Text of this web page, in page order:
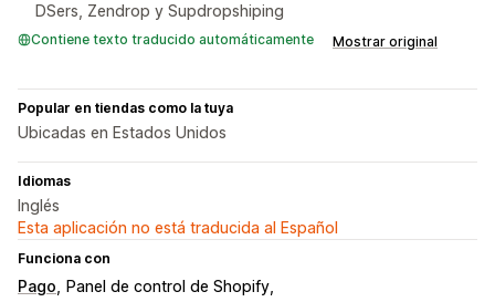
DSers, Zendrop y Supdropshiping
Contiene texto traducido automáticamente Mostrar original
Popular en tiendas como la tuya
Ubicadas en Estados Unidos
Idiomas
Inglés
Esta aplicación no está traducida al Español
Funciona con
Pago
Panel de control de Shopify